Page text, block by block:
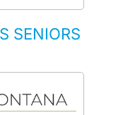
SENIORS